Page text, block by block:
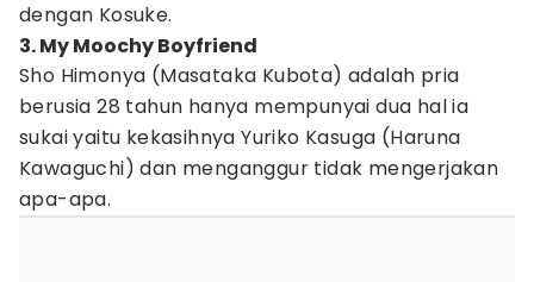
dengan Kosuke.
3. My Moochy Boyfriend
Sho Himonya (Masataka Kubota) adalah pria
berusia 28 tahun hanya mempunyai dua hal ia
sukai yaitu kekasihnya Yuriko Kasuga (Haruna
Kawaguchi) dan menganggur tidak mengerjakan
apa-apa.